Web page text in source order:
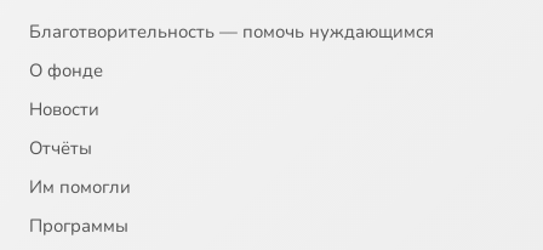
Благотворительность — помочь нуждающимся
О фонде
Новости
Отчёты
Им помогли
Программы